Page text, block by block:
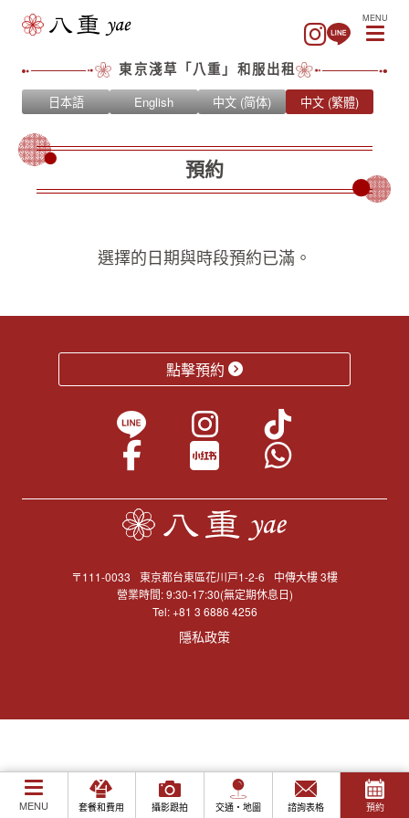
東京淺草「八重」和服出租
日本語 English 中文 (简体) 中文 (繁體)
MENU
MENU 套餐和費用 攝影跟拍 交通・地圖 諮詢表格 預約
預約
選擇的日期與時段預約已滿。
點擊預約
〒111-0033 東京都台東區花川戸1-2-6
中傳大樓 3樓
營業時間: 9:30-17:30(無定期休息日)
Tel:+81 3 6886 4256
隱私政策